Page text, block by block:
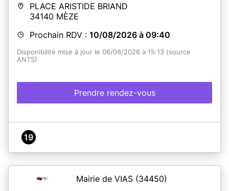
PLACE ARISTIDE BRIAND
34140 MÈZE
Prochain RDV : 10/08/2026 à 09:40
Disponibilité mise à jour le 06/08/2026 à 15:13 (source
ANTS)
Prendre rendez-vous
19
Mairie de VIAS (34450)